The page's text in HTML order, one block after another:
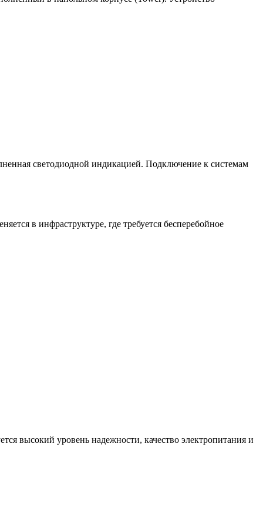
светодиодной индикацией. Подключение к системам
в инфраструктуре, где требуется бесперебойное
высокий уровень надежности, качество электропитания и